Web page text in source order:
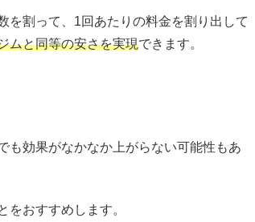
を割って、1回あたりの料金を割り出して
ムと同等の安さを実現できます。
も効果がなかなか上がらない可能性もあ
おすすめします。